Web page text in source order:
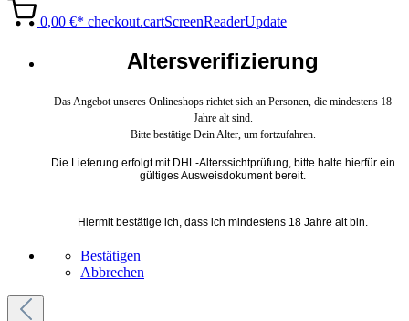
0,00 €* checkout.cartScreenReaderUpdate
Altersverifizierung
Das Angebot unseres Onlineshops richtet sich an Personen, die mindestens 18
Jahre alt sind.
Bitte bestätige Dein Alter, um fortzufahren.
Die Lieferung erfolgt mit DHL-Alterssichtprüfung, bitte halte hierfür ein
gültiges Ausweisdokument bereit.
Hiermit bestätige ich, dass ich mindestens 18 Jahre alt bin.
Bestätigen
Abbrechen